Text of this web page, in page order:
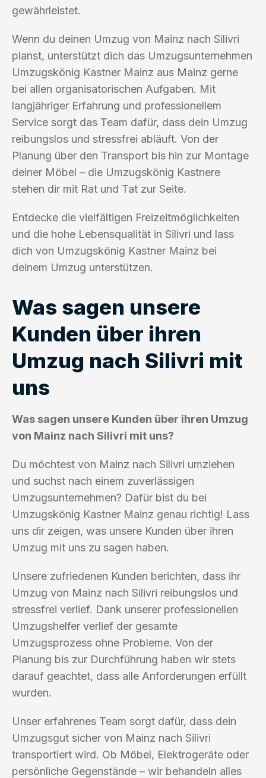
gewährleistet.
Wenn du deinen Umzug von Mainz nach Silivri
planst, unterstützt dich das Umzugsunternehmen
Umzugskönig Kastner Mainz aus Mainz gerne
bei allen organisatorischen Aufgaben. Mit
langjähriger Erfahrung und professionellem
Service sorgt das Team dafür, dass dein Umzug
reibungslos und stressfrei abläuft. Von der
Planung über den Transport bis hin zur Montage
deiner Möbel – die Umzugskönig Kastnere
stehen dir mit Rat und Tat zur Seite.
Entdecke die vielfältigen Freizeitmöglichkeiten
und die hohe Lebensqualität in Silivri und lass
dich von Umzugskönig Kastner Mainz bei
deinem Umzug unterstützen.
Was sagen unsere
Kunden über ihren
Umzug nach Silivri mit
uns
Was sagen unsere Kunden über ihren Umzug
von Mainz nach Silivri mit uns?
Du möchtest von Mainz nach Silivri umziehen
und suchst nach einem zuverlässigen
Umzugsunternehmen? Dafür bist du bei
Umzugskönig Kastner Mainz genau richtig! Lass
uns dir zeigen, was unsere Kunden über ihren
Umzug mit uns zu sagen haben.
Unsere zufriedenen Kunden berichten, dass ihr
Umzug von Mainz nach Silivri reibungslos und
stressfrei verlief. Dank unserer professionellen
Umzugshelfer verlief der gesamte
Umzugsprozess ohne Probleme. Von der
Planung bis zur Durchführung haben wir stets
darauf geachtet, dass alle Anforderungen erfüllt
wurden.
Unser erfahrenes Team sorgt dafür, dass dein
Umzugsgut sicher von Mainz nach Silivri
transportiert wird. Ob Möbel, Elektrogeräte oder
persönliche Gegenstände – wir behandeln alles